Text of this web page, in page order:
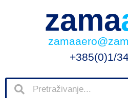
zama
+385(0)1/